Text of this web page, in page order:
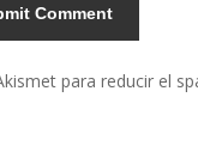
para reducir el